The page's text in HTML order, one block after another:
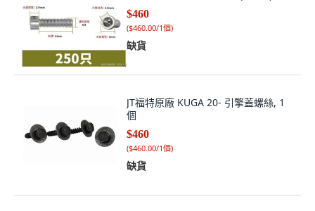
$460
($460.00/1個)
缺貨
JT福特原廠 KUGA 20- 引擎蓋螺絲, 1
個
$460
($460.00/1個)
缺貨